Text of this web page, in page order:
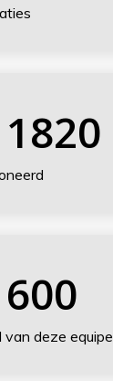
1820
600
van deze equipe